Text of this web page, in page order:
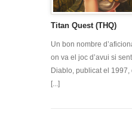
Titan Quest (THQ)
Un bon nombre
on va el joc d’avui si
Diablo, publicat el
[...]